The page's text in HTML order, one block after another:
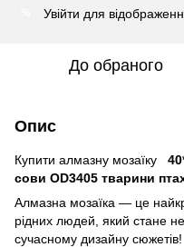
Увійти для
До обраного
Опис
Купити алмазну мозаїку
сови OD3405 тварини
Алмазна мозаїка — це
рідних людей, який стане
сучасному дизайну сюжетів!